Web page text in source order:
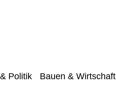
Politik Bauen & Wirtschaft